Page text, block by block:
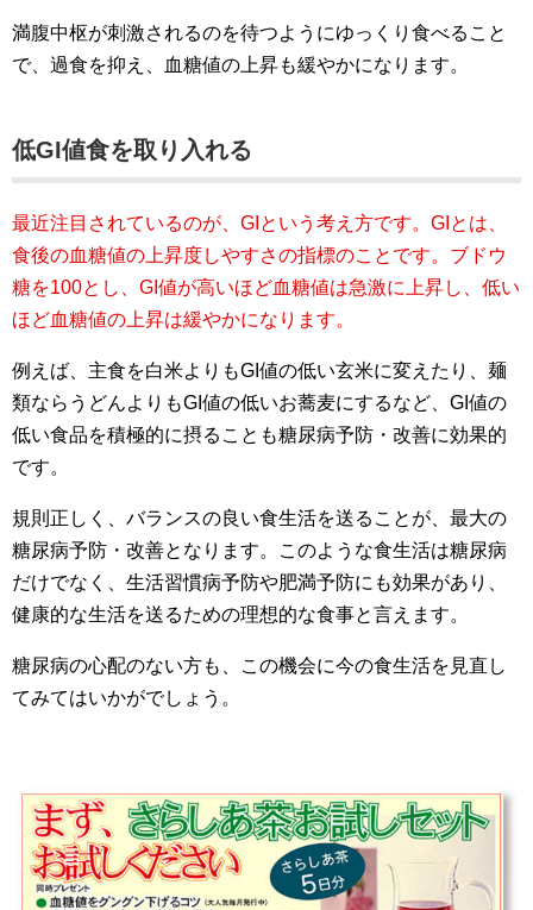
満腹中枢が刺激されるのを待つようにゆっくり食べること
で、過食を抑え、血糖値の上昇も緩やかになります。
低GI値食を取り入れる
最近注目されているのが、GIという考え方です。GIとは、
食後の血糖値の上昇度しやすさの指標のことです。ブドウ
糖を100とし、GI値が高いほど血糖値は急激に上昇し、低い
ほど血糖値の上昇は緩やかになります。
例えば、主食を白米よりもGI値の低い玄米に変えたり、麺
類ならうどんよりもGI値の低いお蕎麦にするなど、GI値の
低い食品を積極的に摂ることも糖尿病予防・改善に効果的
です。
規則正しく、バランスの良い食生活を送ることが、最大の
糖尿病予防・改善となります。このような食生活は糖尿病
だけでなく、生活習慣病予防や肥満予防にも効果があり、
健康的な生活を送るための理想的な食事と言えます。
糖尿病の心配のない方も、この機会に今の食生活を見直し
てみてはいかがでしょう。